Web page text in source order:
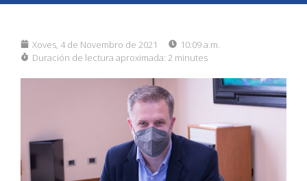
Xoves, 4 de Novembro de 2021
10:09 a.m.
Duración de lectura aproximada: 2 minutes